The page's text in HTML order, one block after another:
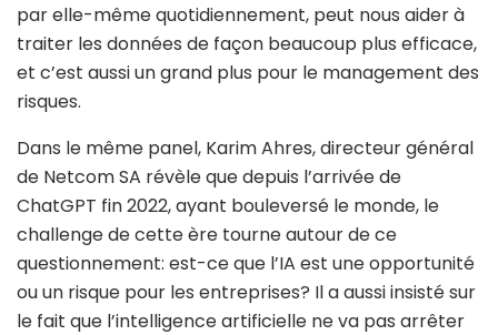
par elle-même quotidiennement, peut nous aider à
traiter les données de façon beaucoup plus efficace,
et c’est aussi un grand plus pour le management des
risques.
Dans le même panel, Karim Ahres, directeur général
de Netcom SA révèle que depuis l’arrivée de
ChatGPT fin 2022, ayant bouleversé le monde, le
challenge de cette ère tourne autour de ce
questionnement: est-ce que l’IA est une opportunité
ou un risque pour les entreprises? Il a aussi insisté sur
le fait que l’intelligence artificielle ne va pas arrêter